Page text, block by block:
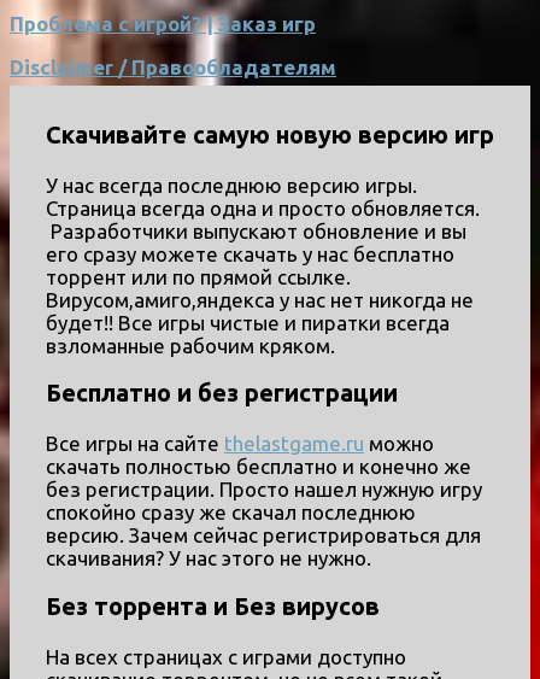
Проблема с игрой? | Заказ игр
Disclaimer / Правообладателям
Скачивайте самую новую версию игр
У нас всегда последнюю версию игры.
Страница всегда одна и просто обновляется.
Разработчики выпускают обновление и вы
его сразу можете скачать у нас бесплатно
торрент или по прямой ссылке.
Вирусом,амиго,яндекса у нас нет никогда не
будет!! Все игры чистые и пиратки всегда
взломанные рабочим кряком.
Бесплатно и без регистрации
Все игры на сайте thelastgame.ru можно
скачать полностью бесплатно и конечно же
без регистрации. Просто нашел нужную игру
спокойно сразу же скачал последнюю
версию. Зачем сейчас регистрироваться для
скачивания? У нас этого не нужно.
Без торрента и Без вирусов
На всех страницах с играми доступно